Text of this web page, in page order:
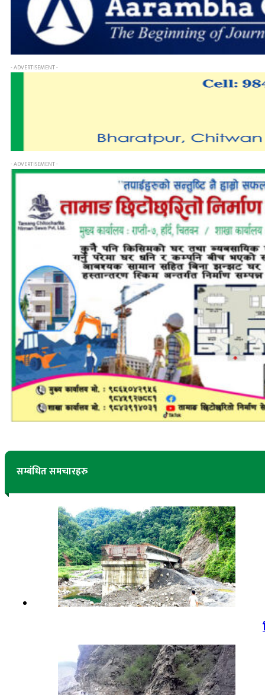
- ADVERTISEMENT -
- ADVERTISEMENT -
सम्बंधित समचारहरु